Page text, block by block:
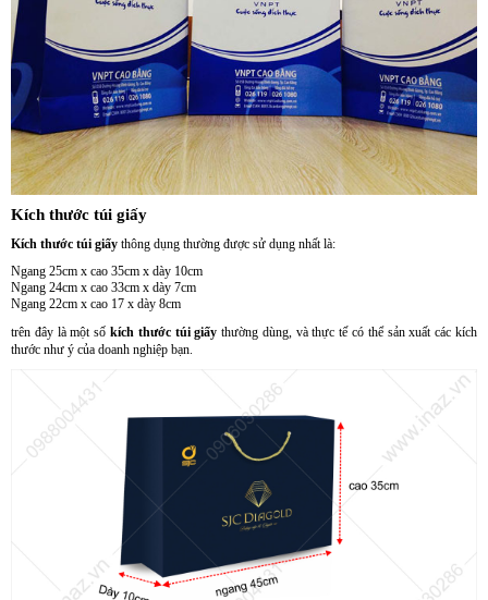
Kích thước túi giấy
Kích thước túi giấy thông dụng thường được sử dụng nhất là:
Ngang 25cm x cao 35cm x dày 10cm
Ngang 24cm x cao 33cm x dày 7cm
Ngang 22cm x cao 17 x dày 8cm
trên đây là một số kích thước túi giấythường dùng, và thực tế có thể sản xuất các kích
thước như ý của doanh nghiệp bạn.